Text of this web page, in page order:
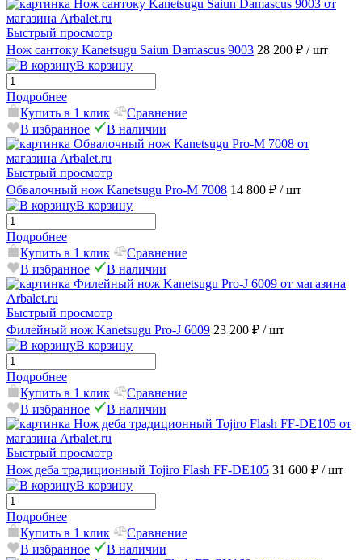
Быстрый просмотр
Нож сантоку Kanetsugu Saiun Damascus 9003 28 200 ₽ / шт
В корзину
Подробнее
Купить в 1 клик
Сравнение
В избранное
В наличии
Быстрый просмотр
Обвалочный нож Kanetsugu Pro-M 7008 14 800 ₽ / шт
В корзину
Подробнее
Купить в 1 клик
Сравнение
В избранное
В наличии
Быстрый просмотр
Филейный нож Kanetsugu Pro-J 6009 23 200 ₽ / шт
В корзину
Подробнее
Купить в 1 клик
Сравнение
В избранное
В наличии
Быстрый просмотр
Нож деба традиционный Tojiro Flash FF-DE105 31 600 ₽ / шт
В корзину
Подробнее
Купить в 1 клик
Сравнение
В избранное
В наличии